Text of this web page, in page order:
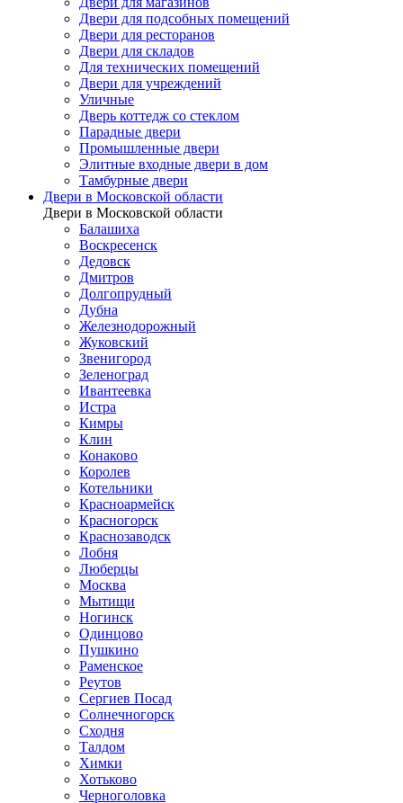
Двери для подсобных помещений
Двери для ресторанов
Двери для складов
Для технических помещений
Двери для учреждений
Уличные
Дверь коттедж со стеклом
Парадные двери
Промышленные двери
Элитные входные двери в дом
Тамбурные двери
Двери в Московской области
Двери в Московской области
Балашиха
Воскресенск
Дедовск
Дмитров
Долгопрудный
Дубна
Железнодорожный
Жуковский
Звенигород
Зеленоград
Ивантеевка
Истра
Кимры
Клин
Конаково
Королев
Котельники
Красноармейск
Красногорск
Краснозаводск
Лобня
Люберцы
Москва
Мытищи
Ногинск
Одинцово
Пушкино
Раменское
Реутов
Сергиев Посад
Солнечногорск
Сходня
Талдом
Химки
Хотьково
Черноголовка